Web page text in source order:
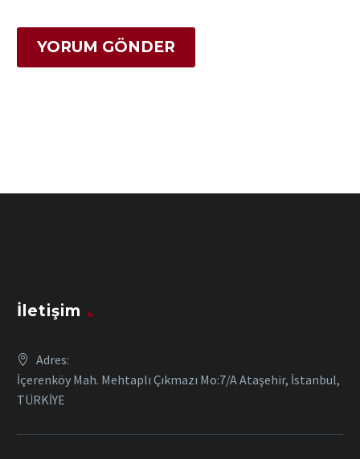
YORUM GÖNDER
İletişim
Adres:
İçerenköy Mah. Mehtaplı Çıkmazı Mo:7/A Ataşehir, İstanbul,
TÜRKİYE